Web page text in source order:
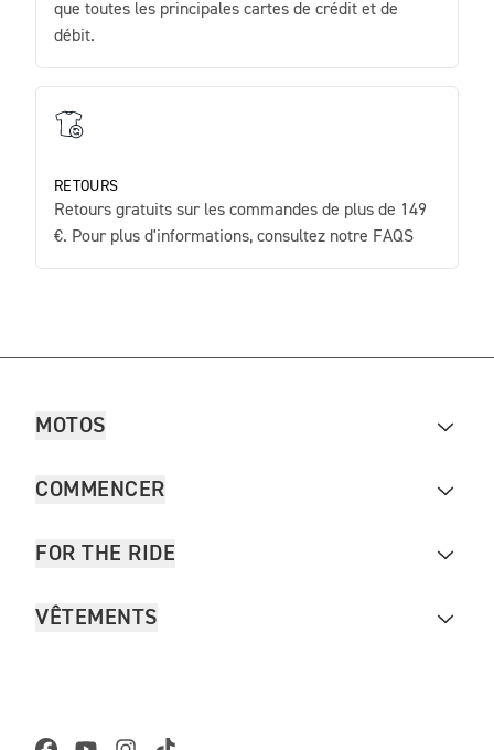
que toutes les principales cartes de crédit et de
débit.
RETOURS
Retours gratuits sur les commandes de plus de 149
€. Pour plus d'informations, consultez notre FAQS
MOTOS
COMMENCER
FOR THE RIDE
VÊTEMENTS